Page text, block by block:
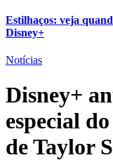
Estilhaços: veja
Disney+
Notícias
Disney+
especial
de Taylor